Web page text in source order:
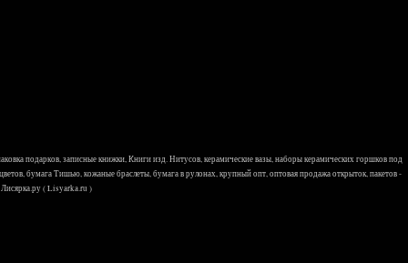
подарков, записные книжки, Книги изд. Нитусов, керамические вазы, наборы керамических горшков под
бумага Тишью, кожаные браслеты, бумага в рулонах, крупный опт, оптовая продажа открыток, пакетов -
( Lisyarka.ru )